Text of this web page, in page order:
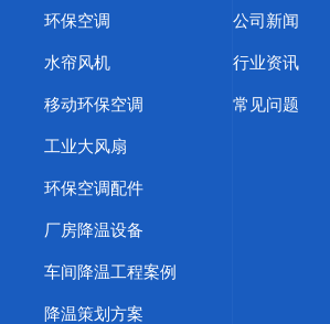
环保空调
水帘风机
移动环保空调
工业大风扇
环保空调配件
厂房降温设备
车间降温工程案例
降温策划方案
公司新闻
行业资讯
常见问题